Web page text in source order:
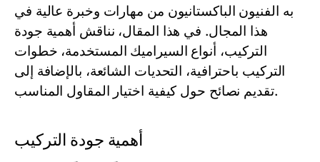
به الفنيون الباكستانيون من مهارات وخبرة عالية في
هذا المجال. في هذا المقال، نناقش أهمية جودة
التركيب، أنواع السيراميك المستخدمة، خطوات
التركيب باحترافية، التحديات الشائعة، بالإضافة إلى
تقديم نصائح حول كيفية اختيار المقاول المناسب.
أهمية جودة التركيب